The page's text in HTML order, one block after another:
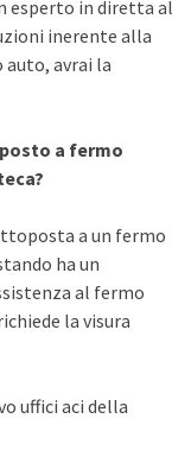
esperto in diretta al
inerente alla
avrai la
a fermo
a un fermo
ha un
al fermo
la visura
uffici aci della